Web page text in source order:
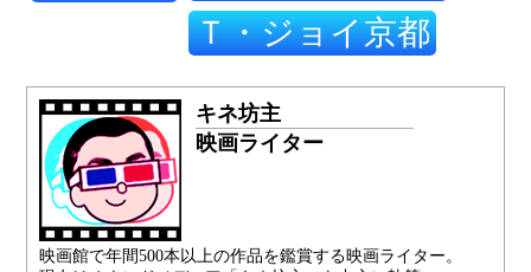
Ｔ・ジョイ京都
キネ坊主
映画ライター
映画館で年間500本以上の作品を鑑賞する映画ライター。